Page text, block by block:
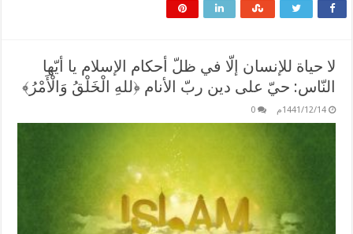
لا حياة للإنسان إلّا في ظلّ أحكام الإسلام يا أيّها
النّاس: حيّ على دين ربّ الأنام ﴿للهِ الْخَلْقُ وَالْأَمْرُ﴾
1441/12/14م 0